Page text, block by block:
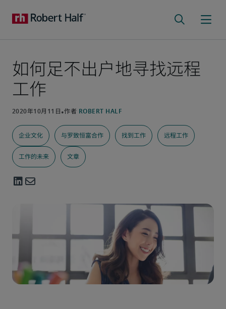
如何足不出户地寻找远程
工作
企业文化 与罗致恒富合作 找到工作 远程工作
工作的未来 文章